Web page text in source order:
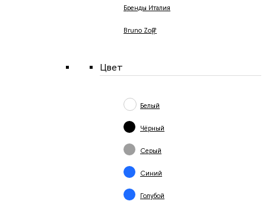
Бренды Италия
Bruno Zoff
Цвет
Белый
Чёрный
Серый
Синий
Голубой